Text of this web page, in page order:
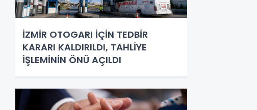
İZMİR OTOGARI İÇİN TEDBİR
KARARI KALDIRILDI, TAHLİYE
İŞLEMİNİN ÖNÜ AÇILDI